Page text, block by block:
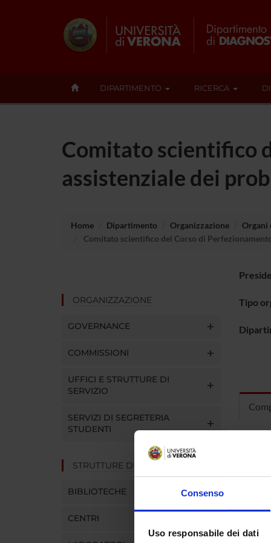
Consenso
Uso responsabile dei dati
DIPARTIMENTO RICERCA
Comitato scientifico
assistenziale dei
Home Dipartimento Organizzazione
Organi
Comitato scientifico del Corso di
ORGANIZZAZIONE
GOVERNANCE
COMMISSIONI
UFFICI E STRUTTURE DI
SERVIZIO
SERVIZI DI SEGRETERIA
STUDENTI
STRUTTURE DEL DIPARTIMENTO
BIBLIOTECHE
CENTRI
Tipo